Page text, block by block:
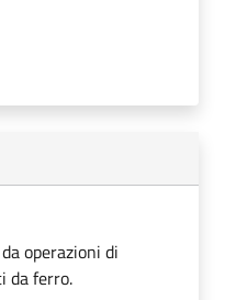
operazioni di
da ferro.